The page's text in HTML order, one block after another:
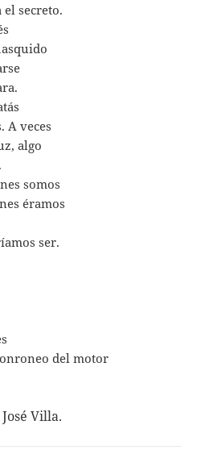
el secreto.
A veces
algo
somos
éramos
ser.
del motor
Villa.